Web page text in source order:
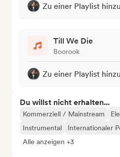
Zu einer Playlist
Till We Die
Boorook
Zu einer Playlist
Du willst nicht erhalten...
Kommerziell / Mainstream
Instrumental
Internationaler
Alle anzeigen +3